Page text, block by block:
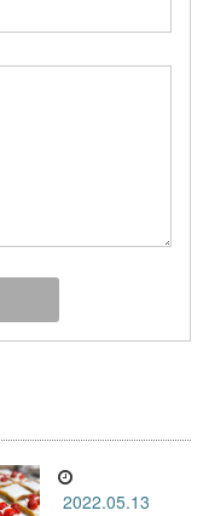
2022.05.13